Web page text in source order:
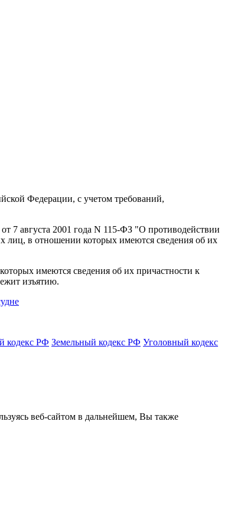
Федерации, с учетом требований,
7 августа 2001 года N 115-ФЗ "О противодействии
лиц, в отношении которых имеются сведения об их
имеются сведения об их причастности к
изъятию.
кодекс РФ Земельный кодекс РФ Уголовный кодекс
веб-сайтом в дальнейшем, Вы также